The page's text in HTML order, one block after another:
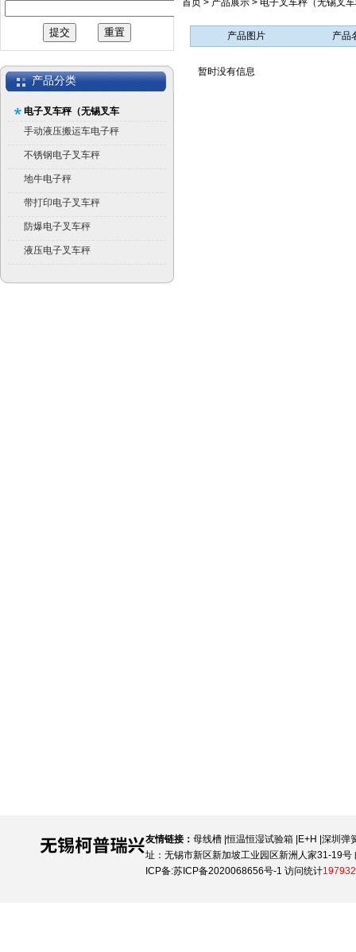
产品分类
电子叉车秤（无锡叉车
秤）
手动液压搬运车电子秤
不锈钢电子叉车秤
地牛电子秤
带打印电子叉车秤
防爆电子叉车秤
液压电子叉车秤
首页 > 产品展示 > 电子叉车秤（无锡叉
产品图片 产品
暂时没有信息
友情链接： 母线槽 |恒温恒湿试验箱 E+H 深圳弹
址：无锡市新区新加坡工业园区新洲人家31-19号
ICP备:苏ICP备2020068656号-1 访问统计197932